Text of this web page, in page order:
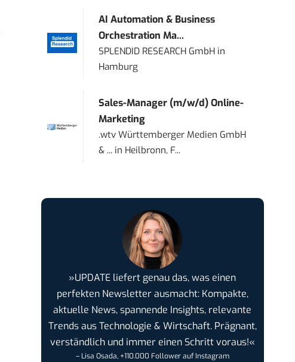
AI Automation & Business
Orchestration Ma...
SPLENDID RESEARCH GmbH in
Hamburg
Sales-Manager (m/w/d) Online-
Marketing
.wtv Württemberger Medien GmbH
& ... in Heilbronn, F...
»UPDATE liefert genau das, was einen
perfekten Newsletter ausmacht: Kompakte,
aktuelle News, spannende Insights, relevante
Trends aus Technologie & Wirtschaft. Prägnant,
verständlich und immer einen Schritt voraus!«
– Lisa Osada, +110.000 Follower auf Instagram